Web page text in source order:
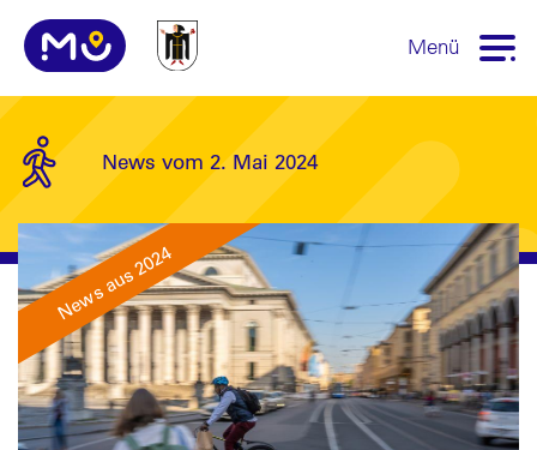
Menü
News vom 2. Mai 2024
News aus 2024